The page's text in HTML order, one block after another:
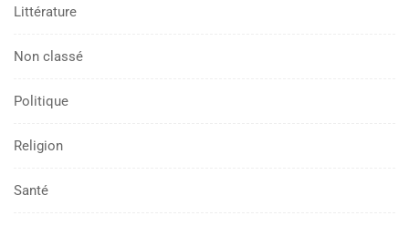
Littérature
Non classé
Politique
Religion
Santé